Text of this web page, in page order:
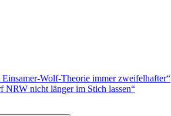
Wolf-Theorie immer zweifelhafter“
NRW nicht länger im Stich lassen“